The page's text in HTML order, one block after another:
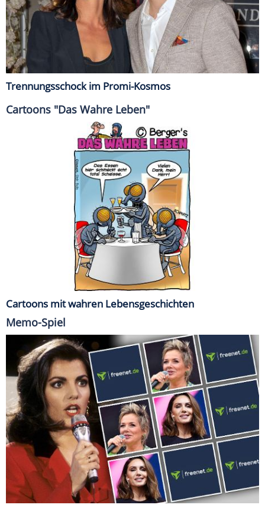
Trennungsschock im Promi-Kosmos
Cartoons "Das Wahre Leben"
Cartoons mit wahren Lebensgeschichten
Memo-Spiel